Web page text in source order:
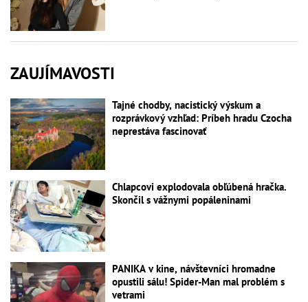
ZAUJÍMAVOSTI
Tajné chodby, nacistický výskum a
rozprávkový vzhľad: Príbeh hradu Czocha
neprestáva fascinovať
Chlapcovi explodovala obľúbená hračka.
Skončil s vážnymi popáleninami
PANIKA v kine, návštevníci hromadne
opustili sálu! Spider-Man mal problém s
vetrami